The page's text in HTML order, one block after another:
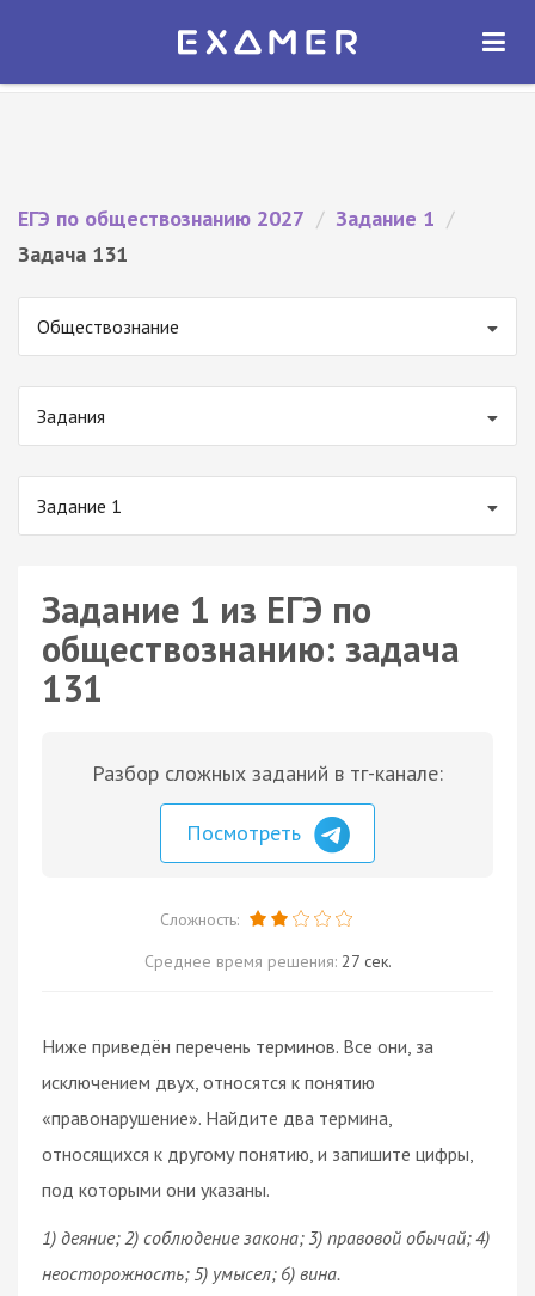
Экзамер — ЕГЭ 2027
ОТКРЫТЬ
ЕГЭ по обществознанию 2027 / Задание 1 /
Задача 131
Обществознание
Задания
Задание 1
Задание 1 из ЕГЭ по
обществознанию: задача
131
Разбор сложных заданий в тг-канале:
Посмотреть
Сложность:
Среднее время решения: 27 сек.
Ниже приведён перечень терминов. Все они, за
исключением двух, относятся к понятию
«правонарушение». Найдите два термина,
относящихся к другому понятию, и запишите цифры,
под которыми они указаны.
1) деяние; 2) соблюдение закона; 3) правовой обычай; 4)
неосторожность; 5) умысел; 6) вина.